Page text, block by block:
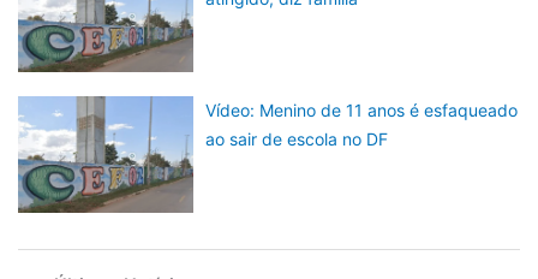
Vídeo: Menino de 11 anos é esfaqueado
ao sair de escola no DF